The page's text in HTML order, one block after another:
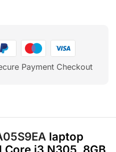
Payment Checkout
laptop
Core i3 N305, 8GB